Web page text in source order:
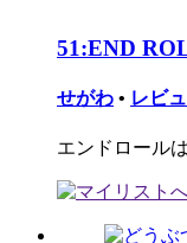
51:END
せがわ • レビ
エンドロール